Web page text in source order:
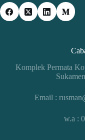
Komplek Permata
Email :
w.a :